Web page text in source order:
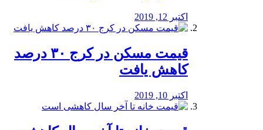
اکتبر 12, 2019
️قیمت مسکن در کرج ۳۰ درصد
کاهش یافت
اکتبر 10, 2019